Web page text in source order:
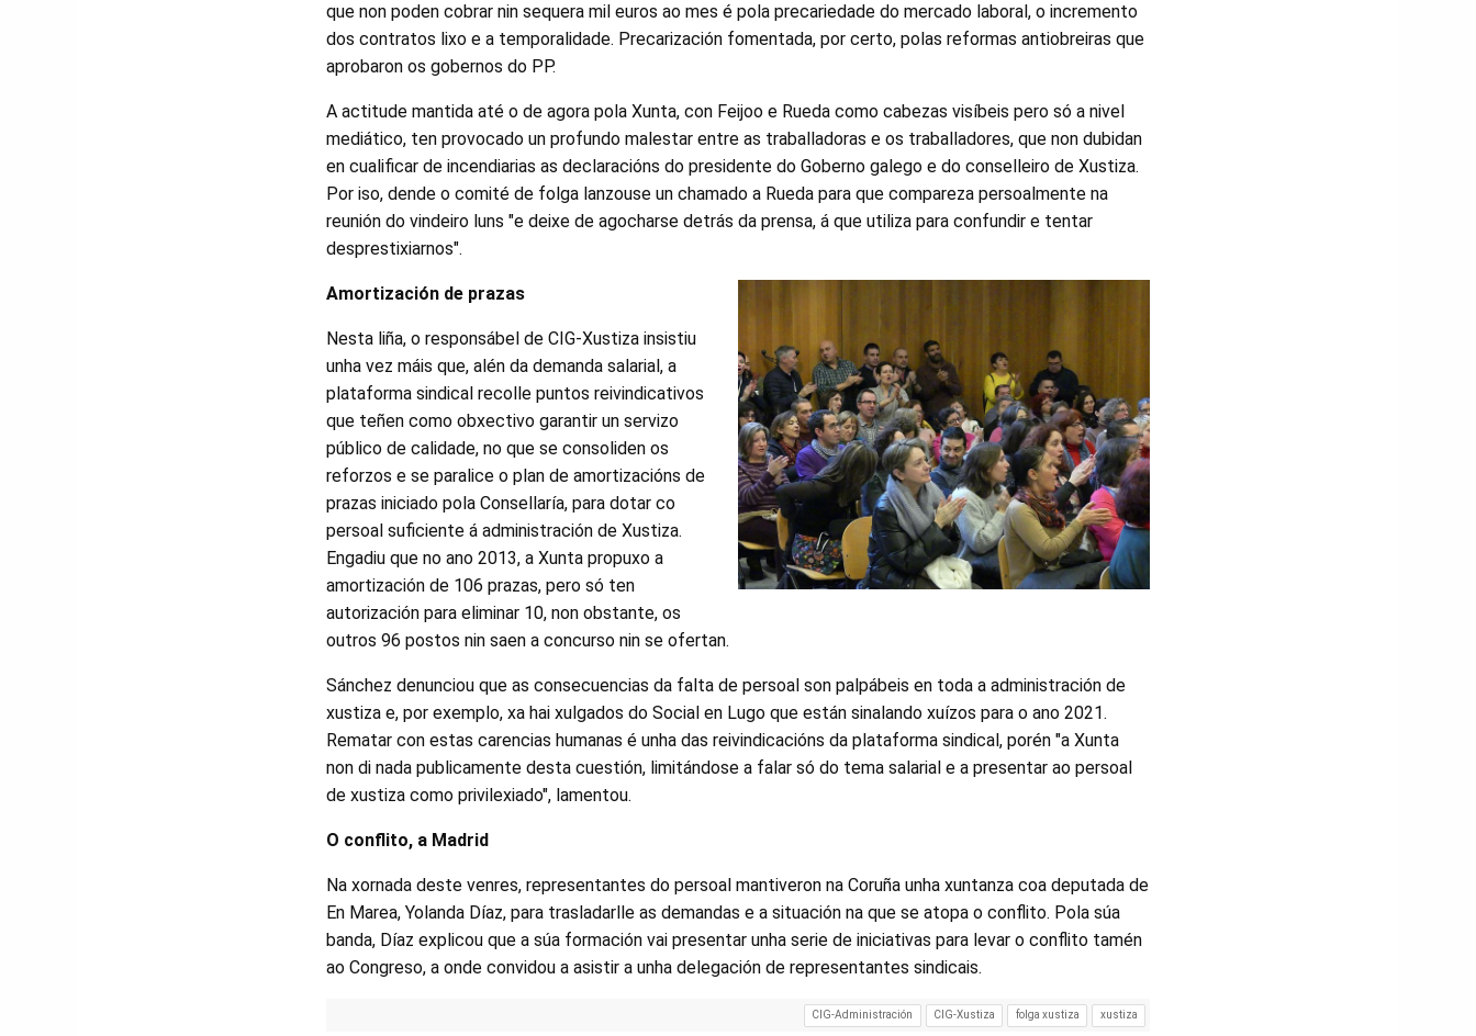
que non poden cobrar nin sequera mil euros ao mes é pola precariedade do mercado laboral, o incremento
dos contratos lixo e a temporalidade. Precarización fomentada, por certo, polas reformas antiobreiras que
aprobaron os gobernos do PP.
A actitude mantida até o de agora pola Xunta, con Feijoo e Rueda como cabezas visíbeis pero só a nivel
mediático, ten provocado un profundo malestar entre as traballadoras e os traballadores, que non dubidan
en cualificar de incendiarias as declaracións do presidente do Goberno galego e do conselleiro de Xustiza.
Por iso, dende o comité de folga lanzouse un chamado a Rueda para que compareza persoalmente na
reunión do vindeiro luns "e deixe de agocharse detrás da prensa, á que utiliza para confundir e tentar
desprestixiarnos".
Amortización de prazas
Nesta liña, o responsábel de CIG-Xustiza insistiu
unha vez máis que, alén da demanda salarial, a
plataforma sindical recolle puntos reivindicativos
que teñen como obxectivo garantir un servizo
público de calidade, no que se consoliden os
reforzos e se paralice o plan de amortizacións de
prazas iniciado pola Consellaría, para dotar co
persoal suficiente á administración de Xustiza.
Engadiu que no ano 2013, a Xunta propuxo a
amortización de 106 prazas, pero só ten
autorización para eliminar 10, non obstante, os
outros 96 postos nin saen a concurso nin se ofertan.
Sánchez denunciou que as consecuencias da falta de persoal son palpábeis en toda a administración de
xustiza e, por exemplo, xa hai xulgados do Social en Lugo que están sinalando xuízos para o ano 2021.
Rematar con estas carencias humanas é unha das reivindicacións da plataforma sindical, porén "a Xunta
non di nada publicamente desta cuestión, limitándose a falar só do tema salarial e a presentar ao persoal
de xustiza como privilexiado", lamentou.
O conflito, a Madrid
Na xornada deste venres, representantes do persoal mantiveron na Coruña unha xuntanza coa deputada de
En Marea, Yolanda Díaz, para trasladarlle as demandas e a situación na que se atopa o conflito. Pola súa
banda, Díaz explicou que a súa formación vai presentar unha serie de iniciativas para levar o conflito tamén
ao Congreso, a onde convidou a asistir a unha delegación de representantes sindicais.
CIG-Administración CIG-Xustiza folga xustiza xustiza